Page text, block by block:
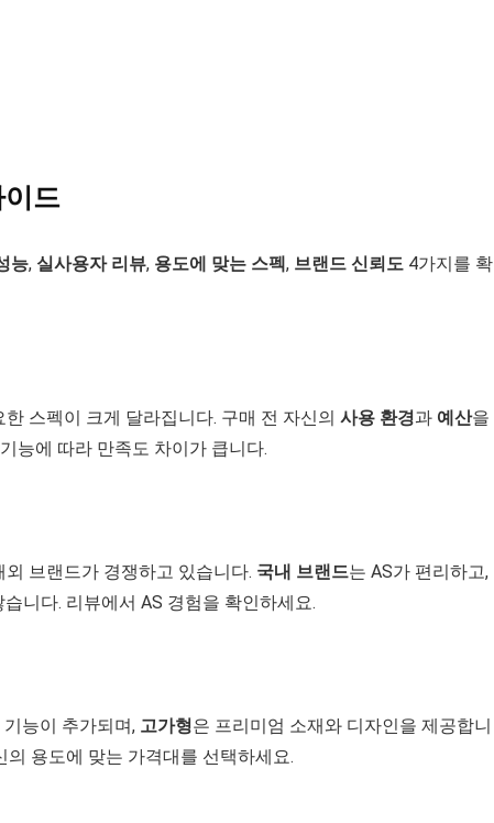
드
능, 실사용자 리뷰, 용도에 맞는 스펙, 브랜드 신뢰도 4가지를 확
스펙이 크게 달라집니다. 구매 전 자신의 사용 환경과 예산을
능에 따라 만족도 차이가 큽니다.
브랜드가 경쟁하고 있습니다. 국내 브랜드는 AS가 편리하고,
니다. 리뷰에서 AS 경험을 확인하세요.
기능이 추가되며, 고가형은 프리미엄 소재와 디자인을 제공합니
용도에 맞는 가격대를 선택하세요.